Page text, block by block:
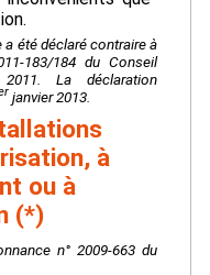
été déclaré contraire à
183/184 du Conseil
La déclaration
janvier 2013.
à
ou à
(*)
n° 2009-663 du